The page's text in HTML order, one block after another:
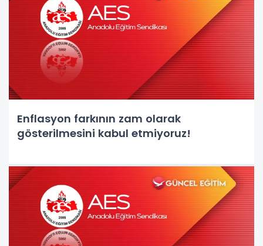
Enflasyon farkının zam olarak
gösterilmesini kabul etmiyoruz!